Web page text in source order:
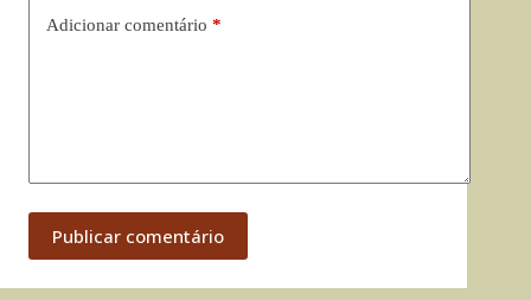
Adicionar comentário *
Publicar comentário